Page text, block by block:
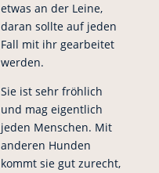
etwas an der Leine,
daran sollte auf jeden
Fall mit ihr gearbeitet
werden.
Sie ist sehr fröhlich
und mag eigentlich
jeden Menschen. Mit
anderen Hunden
kommt sie gut zurecht,